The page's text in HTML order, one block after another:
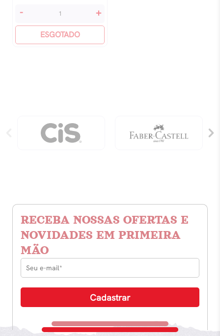
O
Mentira
- +
ESGOTADO
RECEBA NOSSAS OFERTAS E
NOVIDADES EM PRIMEIRA
MÃO